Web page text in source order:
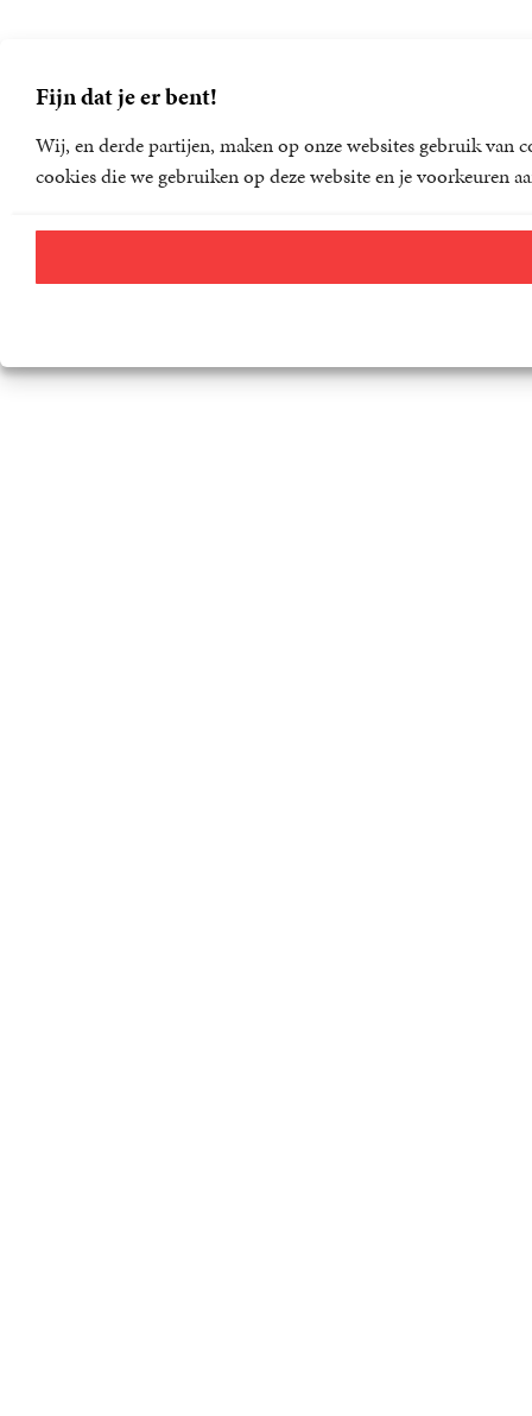
Fijn dat je er bent!
Wij, en derde partijen, maken op onze websites gebruik van
cookies die we gebruiken op deze website en je voorkeuren